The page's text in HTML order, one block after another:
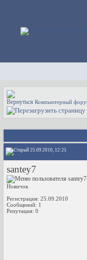
Компьютерный
25.09.2010, 12:25
santey7
Новичок
Регистрация: 25.09.2010
Сообщений: 1
Репутация: 0